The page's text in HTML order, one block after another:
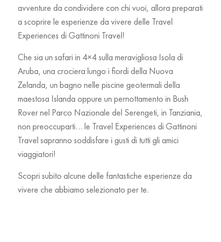
avventure da condividere con chi vuoi, allora preparati
a scoprire le esperienze da vivere delle Travel
Experiences di Gattinoni Travel!
Che sia un safari in 4×4sulla meravigliosa Isola di
Aruba, una crociera lungo i fiordi della Nuova
Zelanda, un bagno nelle piscine geotermali della
maestosa Islanda oppure un pernottamento in Bush
Rover nel Parco Nazionale del Serengeti, in Tanziania,
non preoccuparti… le Travel Experiences di Gattinoni
Travel sapranno soddisfare i gusti di tutti gli amici
viaggiatori!
Scopri subito alcune delle fantastiche esperienze da
vivere che abbiamo selezionato per te.